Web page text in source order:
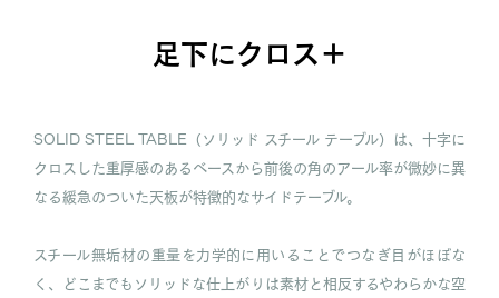
足下にクロス＋
SOLID STEEL TABLE（ソリッド スチール テーブル）は、十字に
クロスした重厚感のあるベースから前後の角のアール率が微妙に異
なる緩急のついた天板が特徴的なサイドテーブル。
スチール無垢材の重量を力学的に用いることでつなぎ目がほぼな
く、どこまでもソリッドな仕上がりは素材と相反するやわらかな空